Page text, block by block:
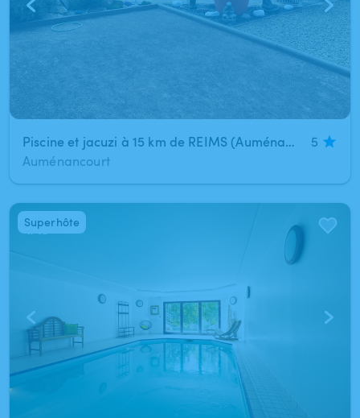
Piscine et jacuzi à 15 km de REIMS (Auménancourt)
5
Auménancourt
1/13
Superhôte